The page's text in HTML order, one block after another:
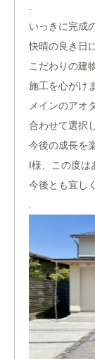
.
いっきに完成
快晴の良き日
こだわりの建
施工を心がけ
メインのアオ
合わせて選択
今後の成長を
I様、この度は
今後とも宜し
.